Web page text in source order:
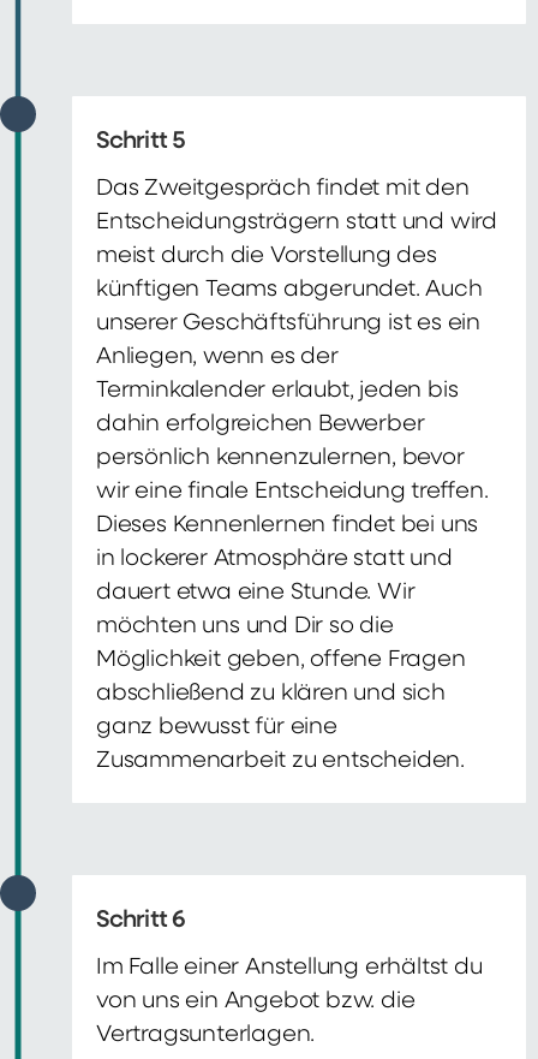
Schritt 5
Das Zweitgespräch findet mit den
Entscheidungsträgern statt und wird
meist durch die Vorstellung des
künftigen Teams abgerundet. Auch
unserer Geschäftsführung ist es ein
Anliegen, wenn es der
Terminkalender erlaubt, jeden bis
dahin erfolgreichen Bewerber
persönlich kennenzulernen, bevor
wir eine finale Entscheidung treffen.
Dieses Kennenlernen findet bei uns
in lockerer Atmosphäre statt und
dauert etwa eine Stunde. Wir
möchten uns und Dir so die
Möglichkeit geben, offene Fragen
abschließend zu klären und sich
ganz bewusst für eine
Zusammenarbeit zu entscheiden.
Schritt 6
Im Falle einer Anstellung erhältst du
von uns ein Angebot bzw. die
Vertragsunterlagen.